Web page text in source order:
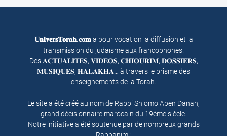
𝐔𝐧𝐢𝐯𝐞𝐫𝐬𝐓𝐨𝐫𝐚𝐡.𝐜𝐨𝐦a pour vocation la diffusion et la
transmission du judaïsme aux francophones.
Des 𝐀𝐂𝐓𝐔𝐀𝐋𝐈𝐓𝐄𝐒, 𝐕𝐈𝐃𝐄𝐎𝐒, 𝐂𝐇𝐈𝐎𝐔𝐑𝐈𝐌, 𝐃𝐎𝐒𝐒𝐈𝐄𝐑𝐒,
𝐌𝐔𝐒𝐈𝐐𝐔𝐄𝐒, 𝐇𝐀𝐋𝐀𝐊𝐇𝐀… à travers le prisme des
enseignements de la Torah.
Le site a été créé au nom de Rabbi Shlomo Aben Danan,
grand décisionnaire marocain du 19ème siècle.
Notre initiative a été soutenue par de nombreux grands